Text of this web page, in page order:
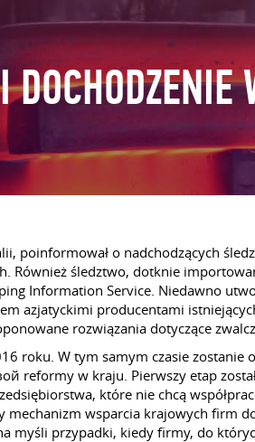
poinformował o nadchodzących
Również śledztwo, dotknie
Information Service. Niedawno
azjatyckimi producentami
rozwiązania dotyczące
roku. W tym samym czasie
reformy w kraju. Pierwszy etap
które nie chcą
mechanizm wsparcia krajowych firm
myśli przypadki, kiedy firmy, do